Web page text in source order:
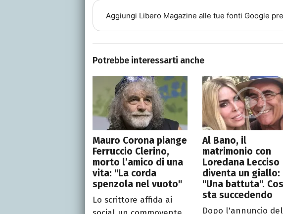
Aggiungi Libero Magazine alle tue fonti Google
Potrebbe interessarti anche
Mauro Corona piange
Ferruccio Clerino,
morto l’amico di una
vita: "La corda
spenzola nel vuoto"
Lo scrittore affida ai
Al Bano, il
matrimonio con
Loredana Lecciso
diventa un giallo:
"Una battuta".
sta succedendo
Dopo l'annuncio